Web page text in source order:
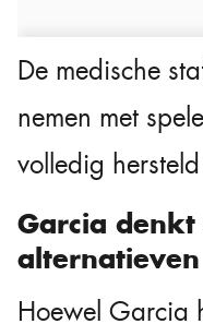
De medische
nemen met
volledig
Garcia
alternatieven
Hoewel Garcia